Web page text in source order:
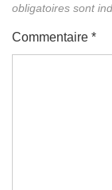
obligatoires sont
Commentaire *